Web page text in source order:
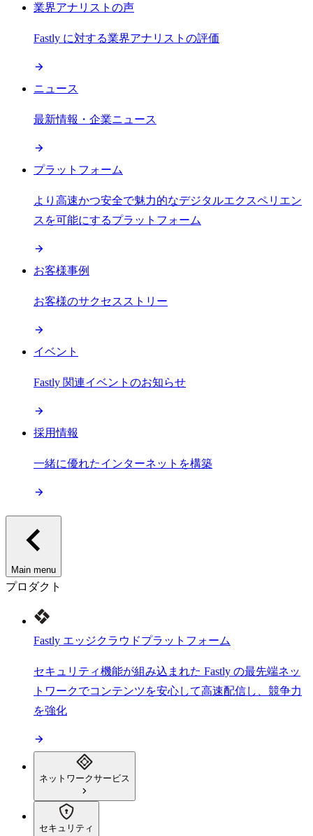
業界アナリストの声
Fastly に対する業界アナリストの評価
ニュース
最新情報・企業ニュース
プラットフォーム
より高速かつ安全で魅力的なデジタルエクスペリエン
スを可能にするプラットフォーム
お客様事例
お客様のサクセスストリー
イベント
Fastly 関連イベントのお知らせ
採用情報
一緒に優れたインターネットを構築
Main menu
プロダクト
Fastly エッジクラウドプラットフォーム
セキュリティ機能が組み込まれた Fastly の最先端ネッ
トワークでコンテンツを安心して高速配信し、競争力
を強化
ネットワークサービス
セキュリティ